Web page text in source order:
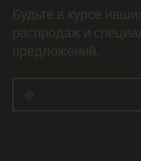
Будьте в курсе
распродаж и
предложений.